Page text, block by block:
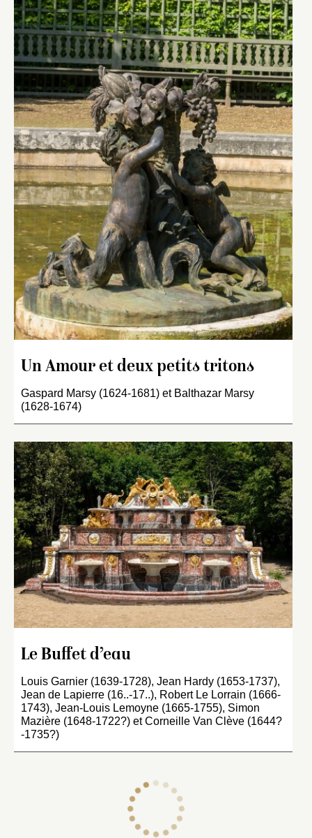
Un Amour et deux petits tritons
Gaspard Marsy (1624-1681) et Balthazar Marsy
(1628-1674)
Le Buffet d’eau
Louis Garnier (1639-1728), Jean Hardy (1653-1737),
Jean de Lapierre (16..-17..), Robert Le Lorrain (1666-
1743), Jean-Louis Lemoyne (1665-1755), Simon
Mazière (1648-1722?) et Corneille Van Clève (1644?
-1735?)